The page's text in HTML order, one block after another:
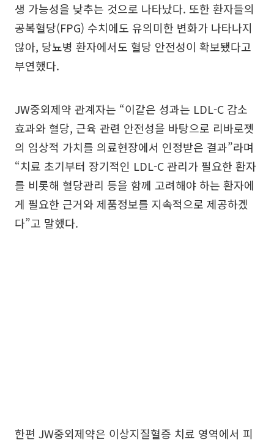
생 가능성을 낮추는 것으로 나타났다. 또한 환자들의
공복혈당(FPG) 수치에도 유의미한 변화가 나타나지
않아, 당뇨병 환자에서도 혈당 안전성이 확보됐다고
부연했다.
JW중외제약 관계자는 “이같은 성과는 LDL-C 감소
효과와 혈당, 근육 관련 안전성을 바탕으로 리바로젯
의 임상적 가치를 의료현장에서 인정받은 결과”라며
“치료 초기부터 장기적인 LDL-C 관리가 필요한 환자
를 비롯해 혈당관리 등을 함께 고려해야 하는 환자에
게 필요한 근거와 제품정보를 지속적으로 제공하겠
다”고 말했다.
한편 JW중외제약은 이상지질혈증 치료 영역에서 피